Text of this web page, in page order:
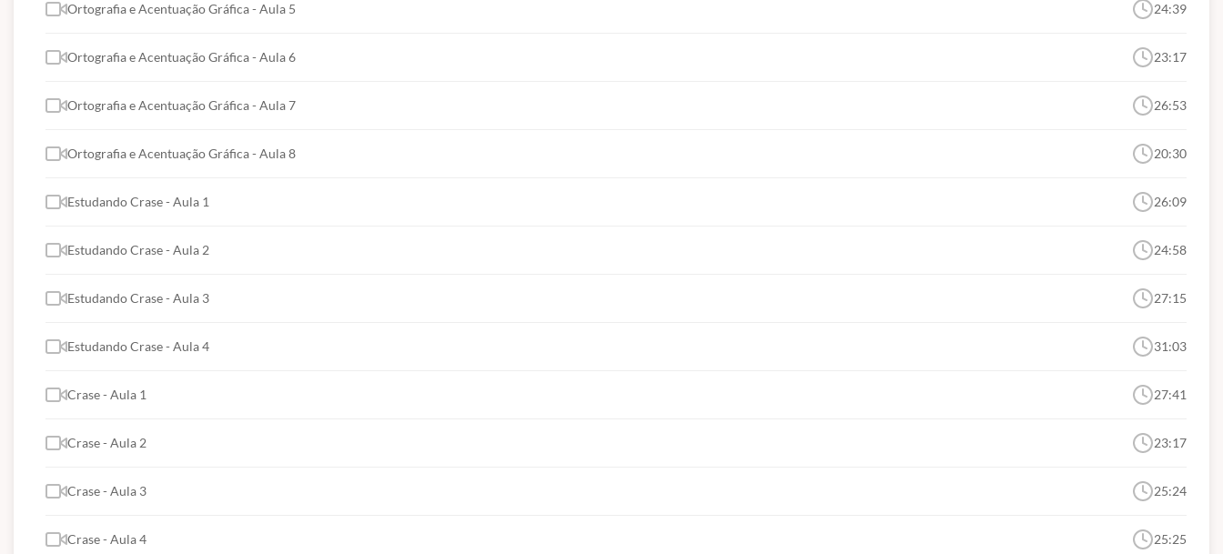
Ortografia e Acentuação Gráfica - Aula 5 24:39
Ortografia e Acentuação Gráfica - Aula 6 23:17
Ortografia e Acentuação Gráfica - Aula 7 26:53
Ortografia e Acentuação Gráfica - Aula 8 20:30
Estudando Crase - Aula 1 26:09
Estudando Crase - Aula 2 24:58
Estudando Crase - Aula 3 27:15
Estudando Crase - Aula 4 31:03
Crase - Aula 1 27:41
Crase - Aula 2 23:17
Crase - Aula 3 25:24
Crase - Aula 4 25:25